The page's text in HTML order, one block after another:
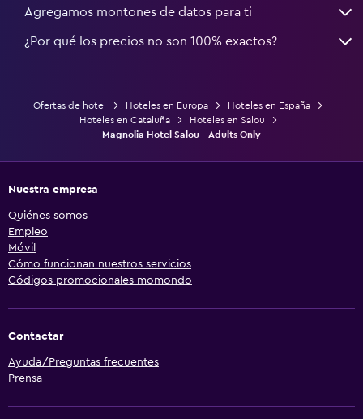
Agregamos montones de datos para ti
¿Por qué los precios no son 100% exactos?
Ofertas de hotel Hoteles en Europa
Hoteles en España
Hoteles en Cataluña
Hoteles en Salou
Magnolia Hotel Salou - Adults Only
Nuestra empresa
Quiénes somos
Empleo
Móvil
Cómo funcionan nuestros servicios
Códigos promocionales momondo
Contactar
Ayuda/Preguntas frecuentes
Prensa